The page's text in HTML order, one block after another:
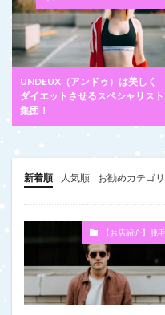
UNDEUX（アンドゥ）は美しく
ダイエットさせるスペシャリスト
集団！
新着順 人気順 お勧めカテゴリ
未分類
【お店紹介】脱毛